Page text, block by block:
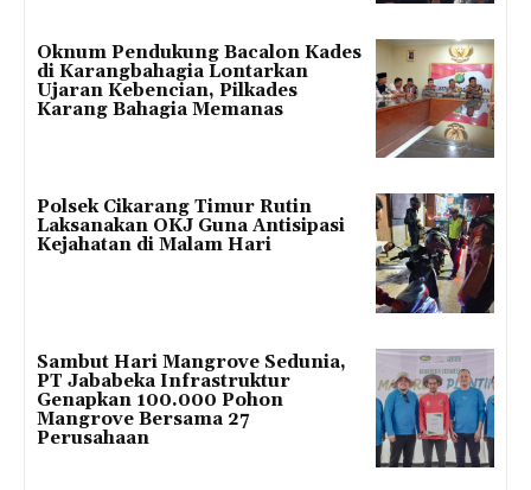
Oknum Pendukung Bacalon Kades
di Karangbahagia Lontarkan
Ujaran Kebencian, Pilkades
Karang Bahagia Memanas
Polsek Cikarang Timur Rutin
Laksanakan OKJ Guna Antisipasi
Kejahatan di Malam Hari
Sambut Hari Mangrove Sedunia,
PT Jababeka Infrastruktur
Genapkan 100.000 Pohon
Mangrove Bersama 27
Perusahaan